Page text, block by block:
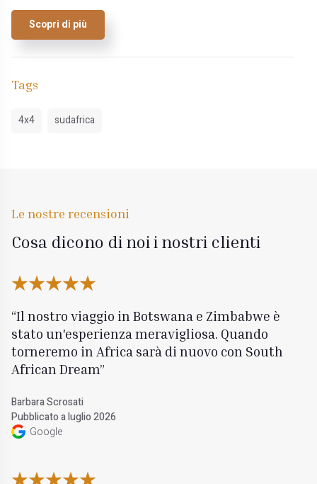
Scopri di più
Tags
4x4 sudafrica
Le nostre recensioni
Cosa dicono di noi i nostri clienti
Il nostro viaggio in Botswana e Zimbabwe è
stato un'esperienza meravigliosa. Quando
torneremo in Africa sarà di nuovo con South
African Dream
Barbara Scrosati
Pubblicato a luglio 2026
Google